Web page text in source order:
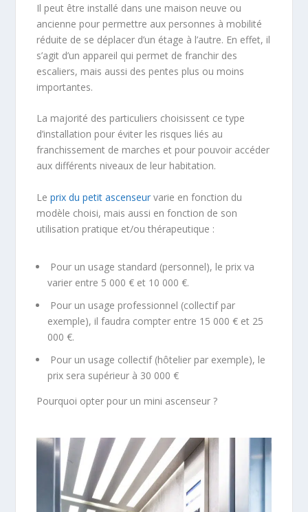
Il peut être installé dans une maison neuve ou
ancienne pour permettre aux personnes à mobilité
réduite de se déplacer d’un étage à l’autre. En effet, il
s’agit d’un appareil qui permet de franchir des
escaliers, mais aussi des pentes plus ou moins
importantes.
La majorité des particuliers choisissent ce type
d’installation pour éviter les risques liés au
franchissement de marches et pour pouvoir accéder
aux différents niveaux de leur habitation.
Leprix du petit ascenseur varie en fonction du
modèle choisi, mais aussi en fonction de son
utilisation pratique et/ou thérapeutique :
Pour un usage standard (personnel), le prix va
varier entre 5 000 € et 10 000 €.
Pour un usage professionnel (collectif par
exemple), il faudra compter entre 15 000 € et 25
000 €.
Pour un usage collectif (hôtelier par exemple), le
prix sera supérieur à 30 000 €
Pourquoi opter pour un mini ascenseur ?